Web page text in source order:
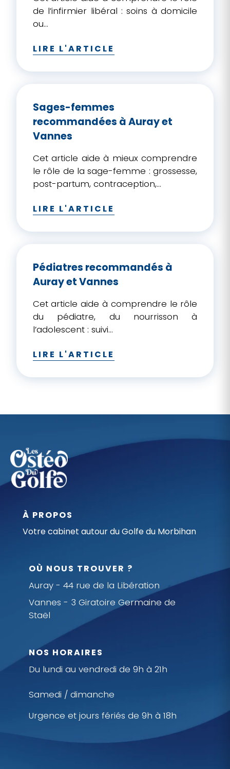
de l’infirmier libéral : soins à domicile
ou...
LIRE L'ARTICLE
Sages-femmes
recommandées à Auray et
Vannes
Cet article aide à mieux comprendre
le rôle de la sage-femme : grossesse,
post-partum, contraception,...
LIRE L'ARTICLE
Pédiatres recommandés à
Auray et Vannes
Cet article aide à comprendre le rôle
du pédiatre, du nourrisson à
l’adolescent : suivi...
LIRE L'ARTICLE
À PROPOS
Votre cabinet autour du Golfe du Morbihan
OÙ NOUS TROUVER ?
Auray - 44 rue de la Libération
Vannes - 3 Giratoire Germaine de
Staël
NOS HORAIRES
Du lundi au vendredi de 9h à 21h
Samedi / dimanche
Urgence et jours fériés de 9h à 18h